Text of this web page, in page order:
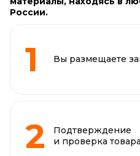
России.
Вы размещаете
Подтверждение
и проверка товара